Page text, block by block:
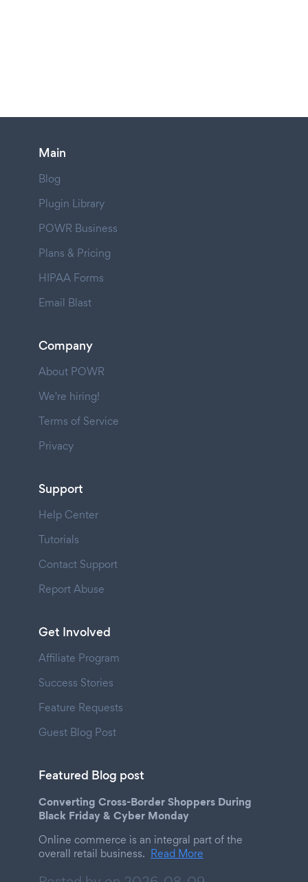
Main
Blog
Plugin Library
POWR Business
Plans & Pricing
HIPAA Forms
Email Blast
Company
About POWR
We're hiring!
Terms of Service
Privacy
Support
Help Center
Tutorials
Contact Support
Report Abuse
Get Involved
Affiliate Program
Success Stories
Feature Requests
Guest Blog Post
Featured Blog post
Converting Cross-Border Shoppers During
Black Friday & Cyber Monday
Online commerce is an integral part of the
overall retail business. Read More